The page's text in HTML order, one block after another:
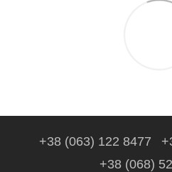
+38 (063) 122 8477
+38 (068)